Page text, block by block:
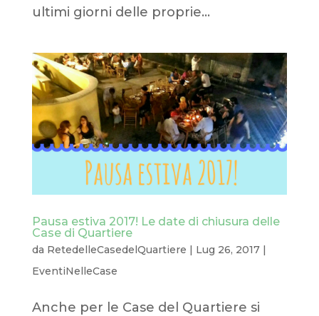
ultimi giorni delle proprie...
Pausa estiva 2017! Le date di chiusura delle
Case di Quartiere
da RetedelleCasedelQuartiere | Lug 26, 2017|
EventiNelleCase
Anche per le Case del Quartiere si